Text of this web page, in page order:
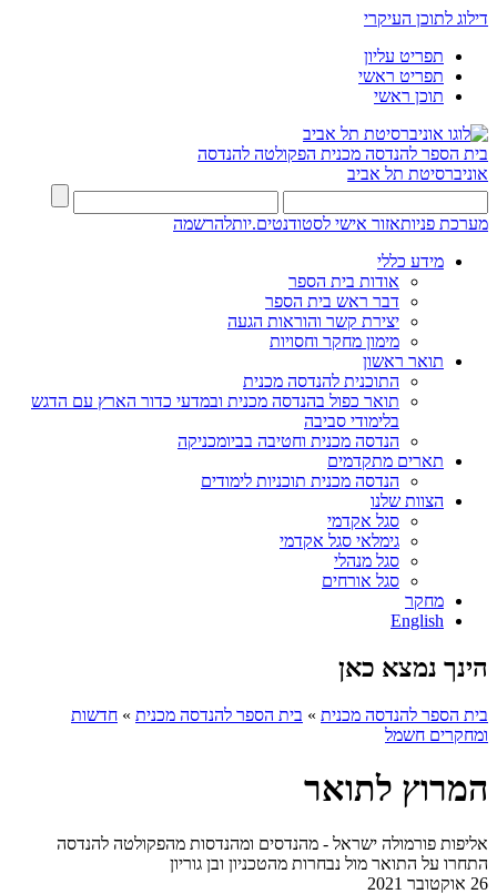
דילוג לתוכן העיקרי
תפריט עליון
תפריט ראשי
תוכן ראשי
בית הספר להנדסה מכנית הפקולטה להנדסה
אוניברסיטת תל אביב
מערכת פניותאזור אישי לסטודנטים.יותלהרשמה
מידע כללי
אודות בית הספר
דבר ראש בית הספר
יצירת קשר והוראות הגעה
מימון מחקר וחסויות
תואר ראשון
התוכנית להנדסה מכנית
תואר כפול בהנדסה מכנית ובמדעי כדור הארץ עם הדגש
בלימודי סביבה
הנדסה מכנית וחטיבה בביומכניקה
תארים מתקדמים
הנדסה מכנית תוכניות לימודים
הצוות שלנו
סגל אקדמי
גימלאי סגל אקדמי
סגל מנהלי
סגל אורחים
מחקר
English
הינך נמצא כאן
בית הספר להנדסה מכנית » בית הספר להנדסה מכנית » חדשות
ומחקרים חשמל
המרוץ לתואר
אליפות פורמולה ישראל - מהנדסים ומהנדסות מהפקולטה להנדסה
התחרו על התואר מול נבחרות מהטכניון ובן גוריון
26 אוקטובר 2021